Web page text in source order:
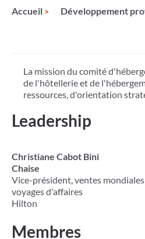
Accueil Développement
La mission du comité
de l'hôtellerie et de
ressources, d'orientation
Leadership
Christiane Cabot Bini
Chaise
Vice-président, ventes
voyages d'affaires
Hilton
Membres